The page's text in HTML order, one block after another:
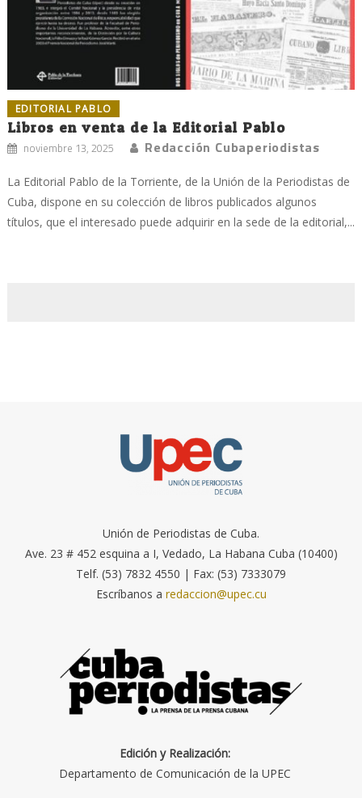
EDITORIAL PABLO
Libros en venta de la Editorial Pablo
noviembre 13, 2025 Redacción Cubaperiodistas
La Editorial Pablo de la Torriente, de la Unión de la Periodistas de
Cuba, dispone en su colección de libros publicados algunos
títulos, que el interesado puede adquirir en la sede de la editorial,...
Unión de Periodistas de Cuba.
Ave. 23 # 452 esquina a I, Vedado, La Habana Cuba (10400)
Telf. (53) 7832 4550 | Fax: (53) 7333079
Escríbanos a redaccion@upec.cu
Edición y Realización:
Departamento de Comunicación de la UPEC